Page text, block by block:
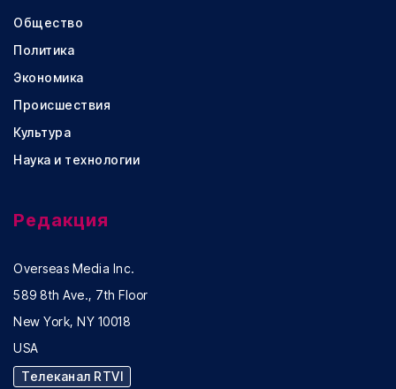
Общество
Политика
Экономика
Происшествия
Культура
Наука и технологии
Редакция
Overseas Media Inc.
589 8th Ave., 7th Floor
New York, NY 10018
USA
Телеканал RTVI